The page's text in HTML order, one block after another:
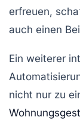
erfreuen,
auch einen
Ein weiterer
nicht nur zu